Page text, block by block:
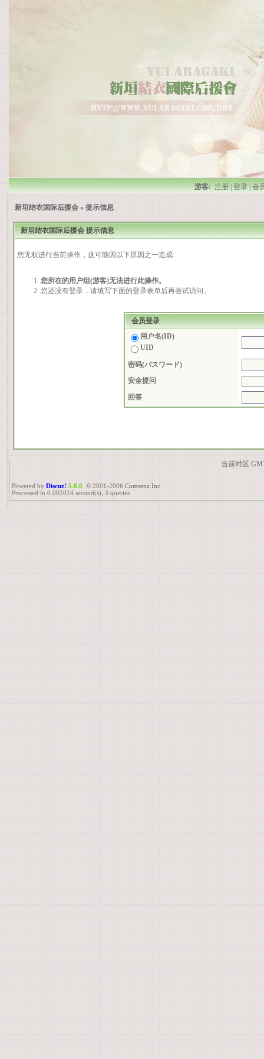
游客:注册|登录|会
新垣结衣国际后援会» 提示信息
新垣结衣国际后援会 提示信息
您无权进行当前操作，这可能因以下原因之一造成:
您所在的用户组(游客)无法进行此操作。
您还没有登录，请填写下面的登录表单后再尝试访问。
会员登录
用户名(ID)
UID
密码(パスワード)
安全提问
回答
当前时区
Powered by Discuz! 5.0.0 © 2001-2006 Comsenz Inc.
Processed in 0.002014 second(s), 3 queries